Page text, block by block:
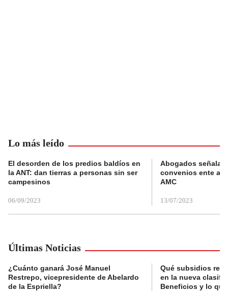
Lo más leído
El desorden de los predios baldíos en
la ANT: dan tierras a personas sin ser
campesinos
06/09/2023
Abogados
convenios ente
AMC
13/07/2023
Últimas Noticias
¿Cuánto ganará José Manuel
Restrepo, vicepresidente de Abelardo
de la Espriella?
Qué subsidios
en la nueva
Beneficios y lo